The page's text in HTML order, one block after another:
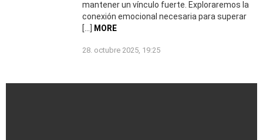
mantener un vínculo fuerte. Exploraremos la
conexión emocional necesaria para superar
[…]
MORE
28. octubre 2025, 19:25